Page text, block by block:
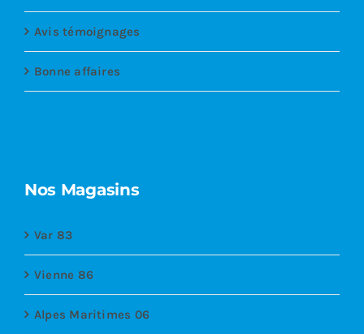
Avis témoignages
Bonne affaires
Nos Magasins
Var 83
Vienne 86
Alpes Maritimes 06